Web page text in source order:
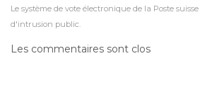
Le système de vote électronique de la Poste
d'intrusion public.
Les commentaires sont clos